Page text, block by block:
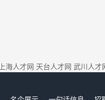
上海人才网 天台人才网 武川人才